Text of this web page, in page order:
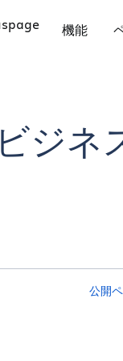
機能
ビジネ
公開